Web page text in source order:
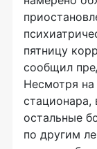
пятницу
сообщил
Несмотря на
стационара,
остальные
по другим